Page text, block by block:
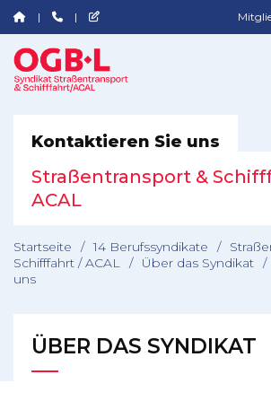
Kontaktieren Sie uns
Straßentransport &
ACAL
Startseite / 14 Berufssyndikate /
Schifffahrt / ACAL / Über das Syndikat /
uns
ÜBER DAS SYNDIKAT